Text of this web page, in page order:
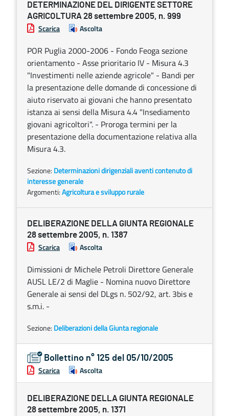
DETERMINAZIONE DEL DIRIGENTE SETTORE
AGRICOLTURA 28 settembre 2005, n. 999
Scarica Ascolta
POR Puglia 2000-2006 - Fondo Feoga sezione
orientamento - Asse prioritario IV - Misura 4.3
"Investimenti nelle aziende agricole" - Bandi per
la presentazione delle domande di concessione di
aiuto riservato ai giovani che hanno presentato
istanza ai sensi della Misura 4.4 "Insediamento
giovani agricoltori". - Proroga termini per la
presentazione della documentazione relativa alla
Misura 4.3.
Sezione: Determinazioni dirigenziali aventi contenuto di
interesse generale
Argomenti:Agricoltura e sviluppo rurale
DELIBERAZIONE DELLA GIUNTA REGIONALE
28 settembre 2005, n. 1387
Scarica Ascolta
Dimissioni dr Michele Petroli Direttore Generale
AUSL LE/2 di Maglie - Nomina nuovo Direttore
Generale ai sensi del DLgs n. 502/92, art. 3bis e
s.m.i. -
Sezione: Deliberazioni della Giunta regionale
Bollettino n° 125 del 05/10/2005
Scarica Ascolta
DELIBERAZIONE DELLA GIUNTA REGIONALE
28 settembre 2005, n. 1371